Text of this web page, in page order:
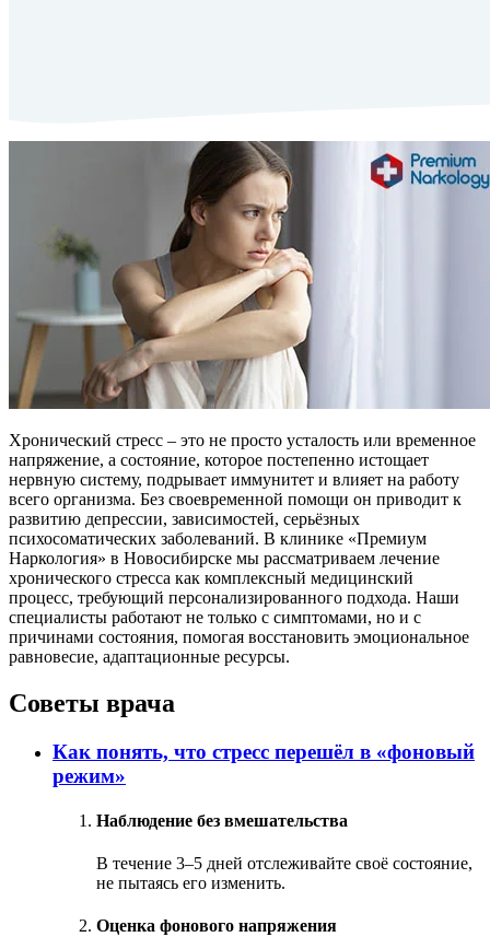
Хронический стресс – это не просто усталость или временное
напряжение, а состояние, которое постепенно истощает
нервную систему, подрывает иммунитет и влияет на работу
всего организма. Без своевременной помощи он приводит к
развитию депрессии, зависимостей, серьёзных
психосоматических заболеваний. В клинике «Премиум
Наркология» в Новосибирске мы рассматриваем лечение
хронического стресса как комплексный медицинский
процесс, требующий персонализированного подхода. Наши
специалисты работают не только с симптомами, но и с
причинами состояния, помогая восстановить эмоциональное
равновесие, адаптационные ресурсы.
Советы врача
Как понять, что стресс перешёл в «фоновый
режим»
Наблюдение без вмешательства
В течение 3–5 дней отслеживайте своё состояние,
не пытаясь его изменить.
Оценка фонового напряжения